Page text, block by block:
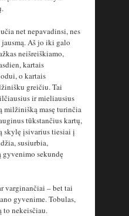
net nepavadinsi, nes
Aš jo iki galo
neišreiškiamo,
kartais
o kartais
greičiu. Tai
ir mieliausius
milžinišką masę turinčia
tūkstančius kartų,
skylę įsivarius tiesiai į
susiurbia,
sekundę
varginančiai – bet tai
gyvenime. Tobulas,
to nekeisčiau.